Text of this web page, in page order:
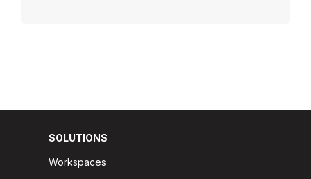
SOLUTIONS
Workspaces